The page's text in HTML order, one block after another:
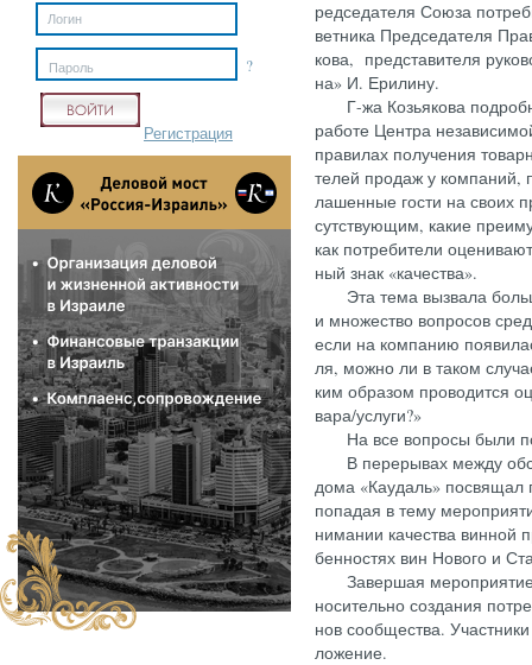
редсе­дате­ля Со­юза
вет­ни­ка Пред­се­дате­ля
кова, пред­ста­вите­ля
на» И. Ери­лину.
Г-жа Козь­яко­ва
ра­боте Цен­тра
пра­вилах по­луче­ния
телей про­даж у
ла­шен­ные гос­ти на сво­их
сутс­тву­ющим, ка­кие
как пот­ре­бите­ли
ный знак «ка­чес­тва».
Эта те­ма выз­ва­ла
и мно­жес­тво воп­ро­сов
ес­ли на ком­па­нию
ля, мож­но ли в та­ком
ким об­ра­зом про­водит­ся
вара/ус­лу­ги?»
На все воп­ро­сы бы­ли
В пе­реры­вах меж­ду
до­ма «Ка­удаль» пос­вя­щал
по­падая в те­му
нима­нии ка­чес­тва вин­ной
бен­ностях вин Но­вого и
За­вер­шая
но­ситель­но соз­да­ния
нов со­об­щес­тва.
ло­жение.
?
Пароль
Регистрация